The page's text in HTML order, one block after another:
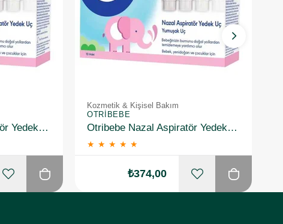
Otribebe Nazal Aspiratör Yedek Uç 10 Adet
Kozmetik & Kişisel Bakım
OTRIBEBE
Otribebe Nazal Aspiratör Yedek Uç 10 Adet 2 Adet
★ ★ ★ ★ ★
₺374,00